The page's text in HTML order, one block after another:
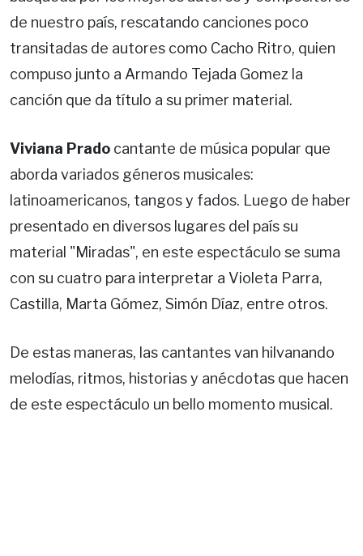
de nuestro país, rescatando canciones poco
transitadas de autores como Cacho Ritro, quien
compuso junto a Armando Tejada Gomez la
canción que da título a su primer material.
Viviana Prado cantante de música popular que
aborda variados géneros musicales:
latinoamericanos, tangos y fados. Luego de haber
presentado en diversos lugares del país su
material "Miradas", en este espectáculo se suma
con su cuatro para interpretar a Violeta Parra,
Castilla, Marta Gómez, Simón Díaz, entre otros.
De estas maneras, las cantantes van hilvanando
melodías, ritmos, historias y anécdotas que hacen
de este espectáculo un bello momento musical.